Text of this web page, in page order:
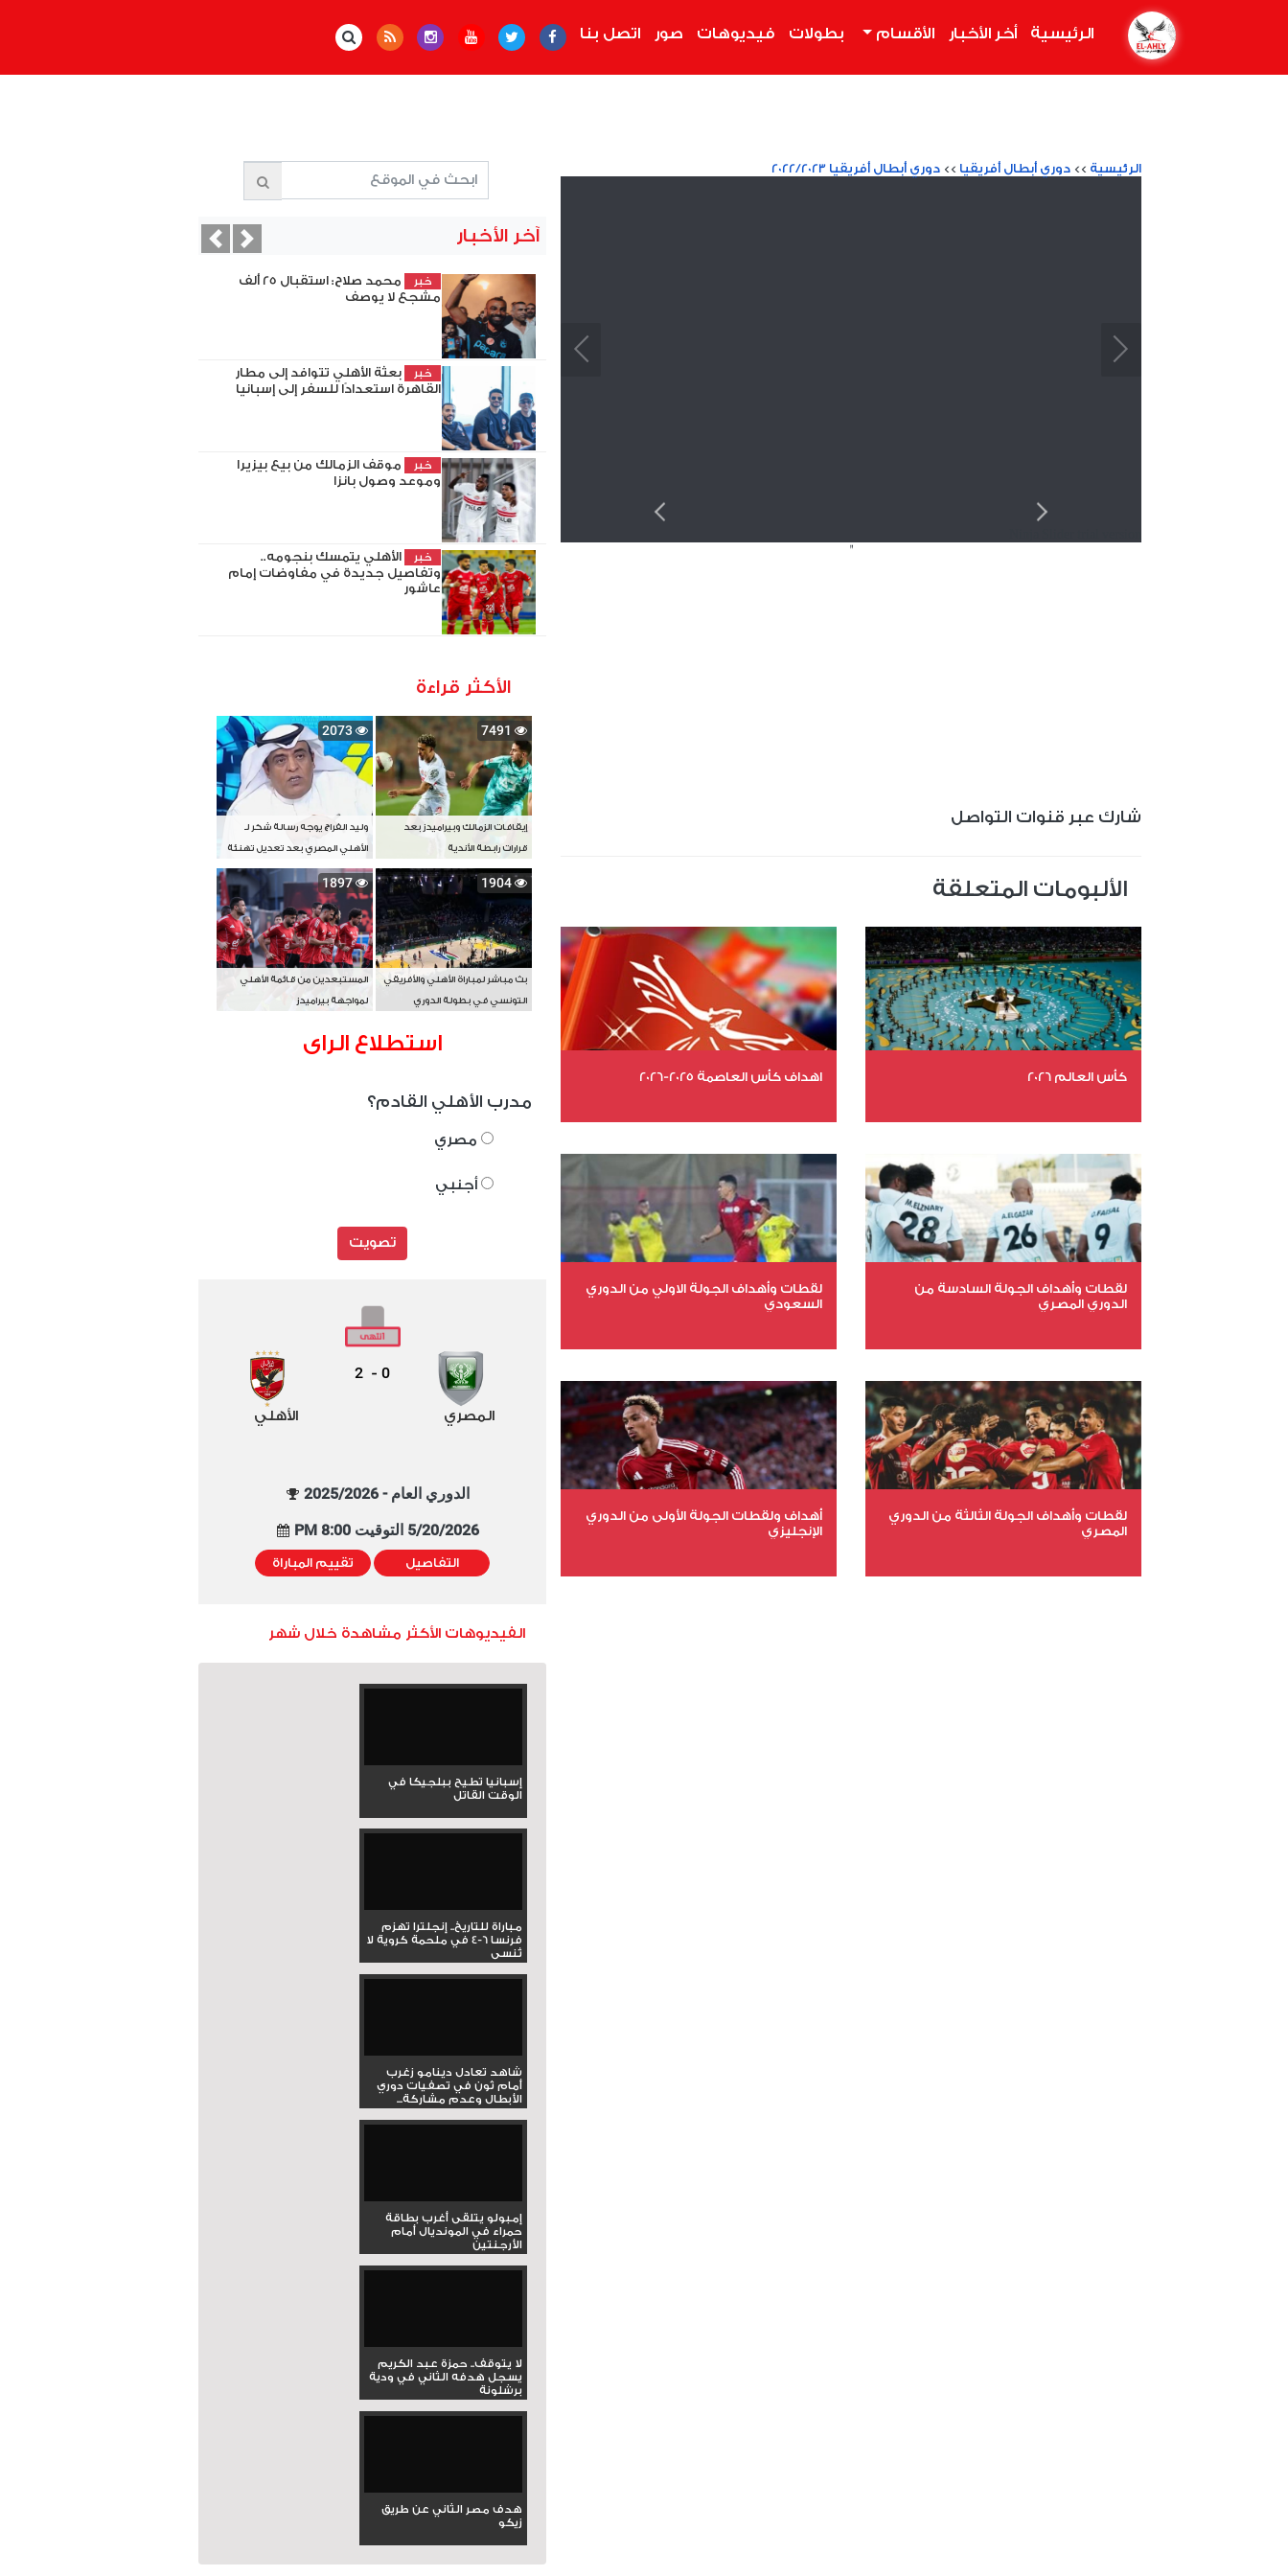
الرئيسية أخر الأخبار الأقسام بطولات فيديوهات صور اتصل بنا
الرئيسية >> دوري أبطال أفريقيا >> دوري أبطال أفريقيا 2022/2023
"
شارك عبر قنوات التواصل
الألبومات المتعلقة
كأس العالم 2026
عدد المشاهدات 10521
اهداف كأس العاصمة 2025-2026
عدد المشاهدات 16036
لقطات وأهداف الجولة السادسة من
الدوري المصري
عدد المشاهدات 25122
لقطات وأهداف الجولة الاولي من الدوري
السعودي
عدد المشاهدات 24024
لقطات وأهداف الجولة الثالثة من الدوري
المصري
أهداف ولقطات الجولة الأولى من الدوري
الإنجليزي
آخر الأخبار
خبر
محمد صلاح: استقبال 25 ألف
مشجع لا يوصف
خبر
بعثة الأهلي تتوافد إلى مطار
القاهرة استعدادًا للسفر إلى إسبانيا
خبر
موقف الزمالك من بيع بيزيرا
وموعد وصول بانزا
خبر
الأهلي يتمسك بنجومه..
وتفاصيل جديدة في مفاوضات إمام
عاشور
Previous Next
الأكثر قراءة
7491
إيقافات الزمالك وبيراميدز بعد
قرارات رابطة الأندية
2073
وليد الفراج يوجه رسالة شكر لـ
الأهلي المصري بعد تعديل تهنئة
بطل آسيا
1904
بث مباشر لمباراة الأهلي والأفريقي
التونسي في بطولة الدوري
1897
المستبعدين من قائمة الأهلي
لمواجهة بيراميدز
استطلاع الراى
مدرب الأهلي القادم؟
مصري
أجنبي
تصويت
المصري
0
-
2
الأهلي
الدوري العام - 2025/2026
5/20/2026 التوقيت 8:00 PM
التفاصيل تقييم المباراة
الفيديوهات الأكثر مشاهدة خلال شهر
إسبانيا تطيح ببلجيكا في
الوقت القاتل
مباراة للتاريخ.. إنجلترا تهزم
فرنسا 6-4 في ملحمة كروية لا
تُنسى
شاهد تعادل دينامو زغرب
أمام ثون في تصفيات دوري
الأبطال وعدم مشاركة...
إمبولو يتلقى أغرب بطاقة
حمراء في المونديال أمام
الأرجنتين
لا يتوقف.. حمزة عبد الكريم
يسجل هدفه الثاني في ودية
برشلونة
هدف مصر الثاني عن طريق
زيكو